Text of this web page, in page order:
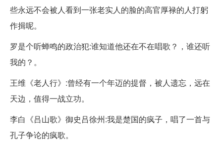
些永远不会被人看到一张老实人的脸的高官厚禄的人打躬
作揖呢。
罗是个听蝉鸣的政治犯:谁知道他还在不在唱歌？，谁还听
我的？。
王维《老人行》:曾经有一个年迈的提督，被人遗忘，远在
天边，值得一战立功。
李白《吕山歌》御史吕徐州:我是楚国的疯子，唱了一首与
孔子争论的疯歌。